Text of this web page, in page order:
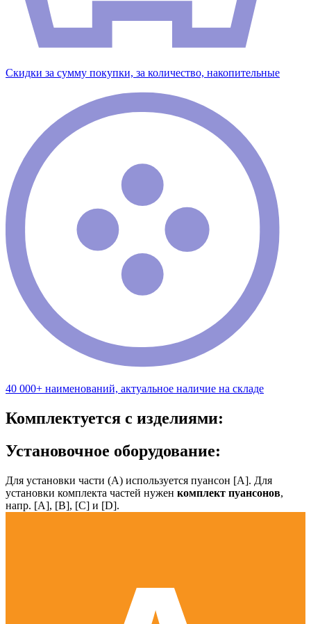
Скидки за сумму покупки, за количество, накопительные
40 000+ наименований, актуальное наличие на складе
Комплектуется с изделиями:
Установочное оборудование:
Для установки части (А) используется пуансон [А]. Для
установки комплекта частей нужен комплект пуансонов,
напр. [А], [B], [С] и [D].